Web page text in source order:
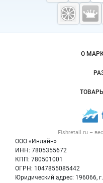
Fishretail.ru –
ООО «Инлайн»
ИНН: 7805355672
КПП: 780501001
ОГРН: 1047855085442
Юридический адрес: 196066,
О
Политика